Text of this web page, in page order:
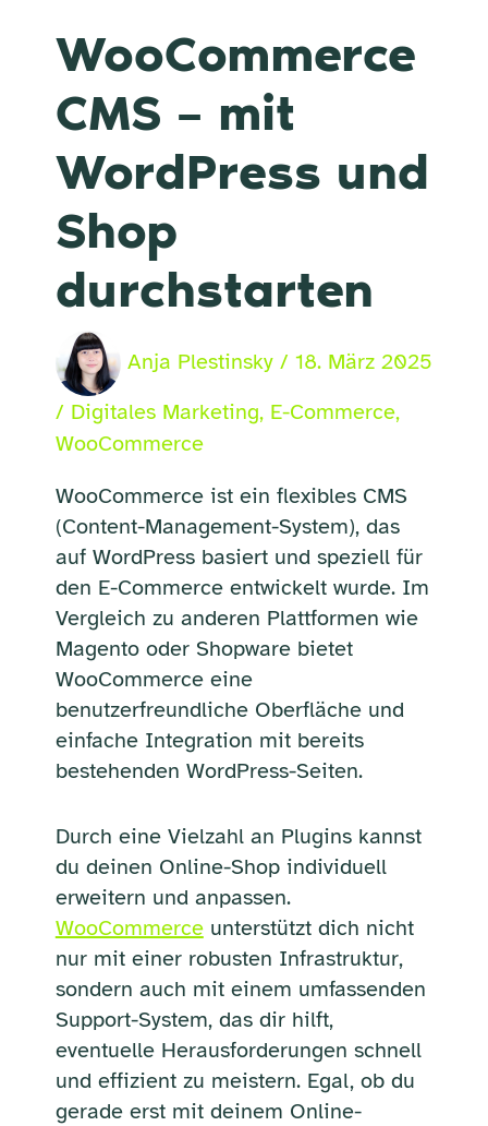
WooCommerce
CMS – mit
WordPress und
Shop
durchstarten
Anja Plestinsky / 18. März 2025
/ Digitales Marketing, E-Commerce,
WooCommerce
WooCommerce ist ein flexibles CMS
(Content-Management-System), das
auf WordPress basiert und speziell für
den E-Commerce entwickelt wurde. Im
Vergleich zu anderen Plattformen wie
Magento oder Shopware bietet
WooCommerce eine
benutzerfreundliche Oberfläche und
einfache Integration mit bereits
bestehenden WordPress-Seiten.
Durch eine Vielzahl an Plugins kannst
du deinen Online-Shop individuell
erweitern und anpassen.
WooCommerceunterstützt dich nicht
nur mit einer robusten Infrastruktur,
sondern auch mit einem umfassenden
Support-System, das dir hilft,
eventuelle Herausforderungen schnell
und effizient zu meistern. Egal, ob du
gerade erst mit deinem Online-